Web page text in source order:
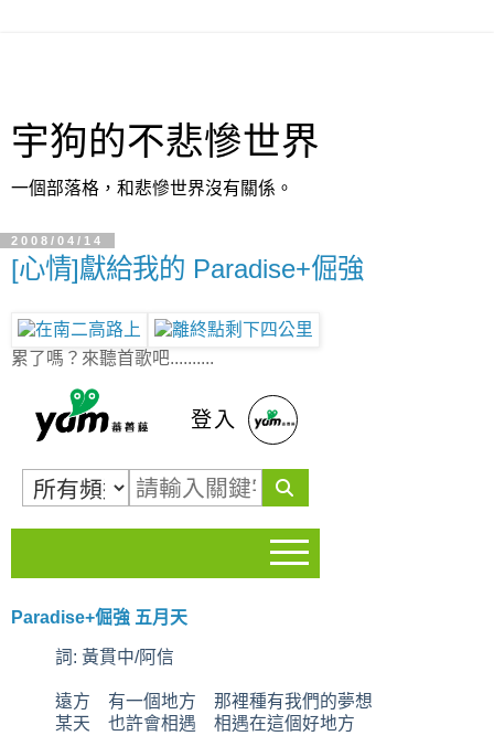
宇狗的不悲慘世界
一個部落格，和悲慘世界沒有關係。
2008/04/14
[心情]獻給我的 Paradise+倔強
累了嗎？來聽首歌吧..........
Paradise+倔強 五月天
詞: 黃貫中/阿信
遠方 有一個地方 那裡種有我們的夢想
某天 也許會相遇 相遇在這個好地方